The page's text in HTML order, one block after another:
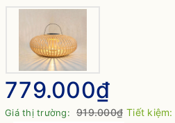
779.000₫
Giá thị trường: 919.000₫ Tiết kiệm: